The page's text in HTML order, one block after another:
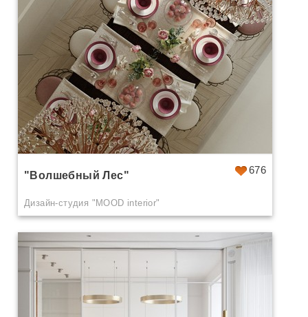
676
"Волшебный Лес"
Дизайн-студия "MOOD interior"